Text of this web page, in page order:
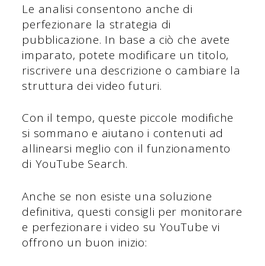
Le analisi consentono anche di
perfezionare la strategia di
pubblicazione. In base a ciò che avete
imparato, potete modificare un titolo,
riscrivere una descrizione o cambiare la
struttura dei video futuri.
Con il tempo, queste piccole modifiche
si sommano e aiutano i contenuti ad
allinearsi meglio con il funzionamento
di YouTube Search.
Anche se non esiste una soluzione
definitiva, questi consigli per monitorare
e perfezionare i video su YouTube vi
offrono un buon inizio: